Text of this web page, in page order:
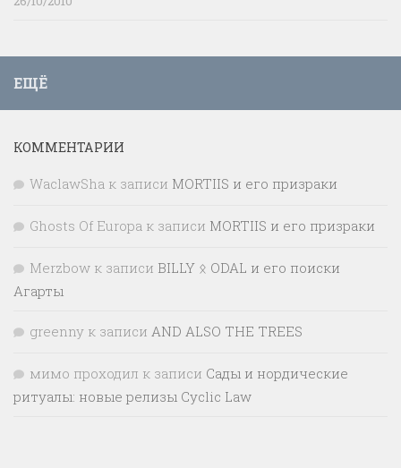
ЕЩЁ
КОММЕНТАРИИ
WaclawSha к записи MORTIIS и его призраки
Ghosts Of Europa к записи MORTIIS и его призраки
Merzbow к записи BILLY ᛟ ODAL и его поиски
Агарты
greenny к записи AND ALSO THE TREES
мимо проходил к записи Сады и нордические
ритуалы: новые релизы Cyclic Law